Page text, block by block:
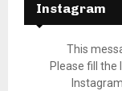
Instagram
This
Please fill the